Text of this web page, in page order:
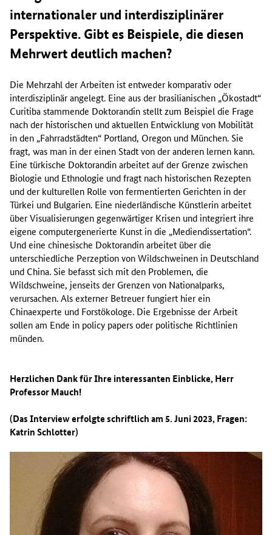
internationaler und interdisziplinärer
Perspektive. Gibt es Beispiele, die diesen
Mehrwert deutlich machen?
Die Mehrzahl der Arbeiten ist entweder komparativ oder
interdisziplinär angelegt. Eine aus der brasilianischen „Ökostadt“
Curitiba stammende Doktorandin stellt zum Beispiel die Frage
nach der historischen und aktuellen Entwicklung von Mobilität
in den „Fahrradstädten“ Portland, Oregon und München. Sie
fragt, was man in der einen Stadt von der anderen lernen kann.
Eine türkische Doktorandin arbeitet auf der Grenze zwischen
Biologie und Ethnologie und fragt nach historischen Rezepten
und der kulturellen Rolle von fermentierten Gerichten in der
Türkei und Bulgarien. Eine niederländische Künstlerin arbeitet
über Visualisierungen gegenwärtiger Krisen und integriert ihre
eigene computergenerierte Kunst in die „Mediendissertation“.
Und eine chinesische Doktorandin arbeitet über die
unterschiedliche Perzeption von Wildschweinen in Deutschland
und China. Sie befasst sich mit den Problemen, die
Wildschweine, jenseits der Grenzen von Nationalparks,
verursachen. Als externer Betreuer fungiert hier ein
Chinaexperte und Forstökologe. Die Ergebnisse der Arbeit
sollen am Ende in policy papersoder politische Richtlinien
münden.
Herzlichen Dank für Ihre interessanten Einblicke, Herr
Professor Mauch!
(Das Interview erfolgte schriftlich am 5. Juni 2023, Fragen:
Katrin Schlotter)